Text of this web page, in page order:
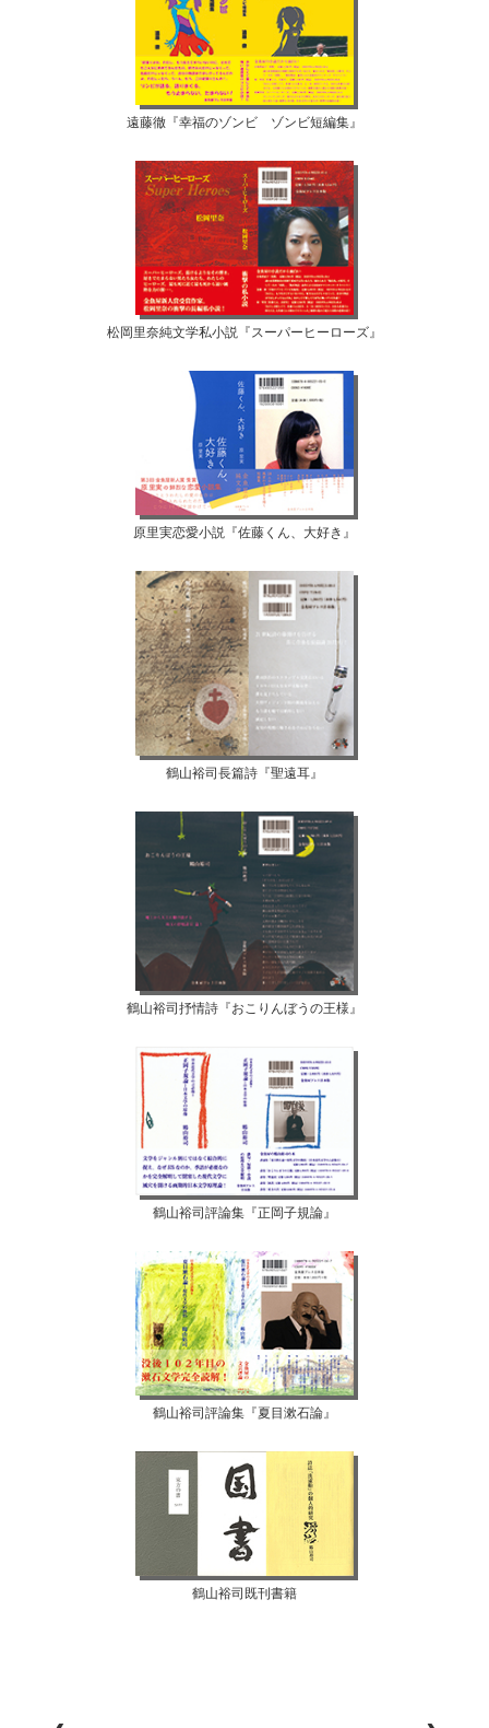
遠藤徹『幸福のゾンビ ゾンビ短編集』
松岡里奈純文学私小説『スーパーヒーローズ』
原里実恋愛小説『佐藤くん、大好き』
鶴山裕司長篇詩『聖遠耳』
鶴山裕司抒情詩『おこりんぼうの王様』
鶴山裕司評論集『正岡子規論』
鶴山裕司評論集『夏目漱石論』
鶴山裕司既刊書籍